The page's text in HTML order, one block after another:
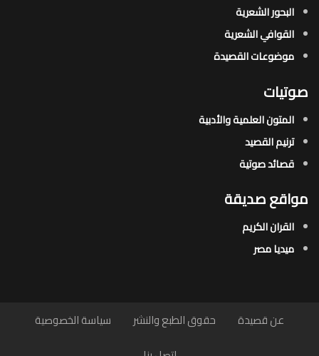
البحور الشعرية​
القوافي الشعرية​
موضوعات القصيدة​
صوتيات
المتون العلمية والأدبية
ترنيم القصيد
قصائد صوتية
مواقع صديقة
القران الكريم
ميديا مصر
عن قصيدة حقوق الطبع والنشر
سياسة الخصوصية